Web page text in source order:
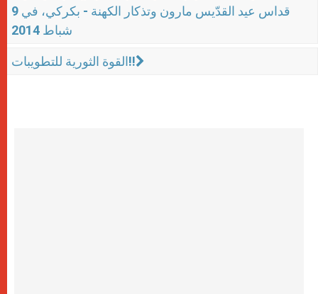
قداس عيد القدّيس مارون وتذكار الكهنة - بكركي، في 9
شباط 2014
القوة الثورية للتطويبات!!